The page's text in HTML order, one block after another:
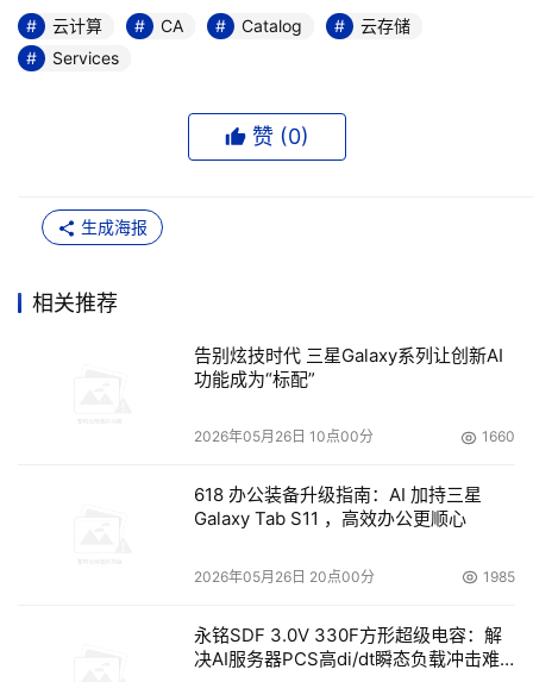
通过与CA Oblicore Guarantee
通过智能手机和基于策略的批准机制提高了系统的灵活
新增的需求选项让策略驱动的需求成为可能，同时还增加了
内的可控性。
企业系统管理软件研究主管Fred Broussard表示：“服
务管理解决方案需要为商业IT用户的消费需求实现资源供给
的自动化，并将这种资源的自动化和清晰地创建的
功能的解决方案，正成为 IT经理人的看家本领，展示出IT
门为公司带来的巨大价值。
云计算 CA Catalog
云存储
Services
赞 (0)
生成海报
相关推荐
告别炫技时代 三星Galaxy系列让创新AI
功能成为“标配”
2026年05月26日 10点00分 1660
618 办公装备升级指南：AI 加持三星
Galaxy Tab S11 ，高效办公更顺心
2026年05月26日 20点00分 1985
永铭SDF 3.0V 330F方形超级电容：解
决AI服务器PCS高di/dt瞬态负载冲击难